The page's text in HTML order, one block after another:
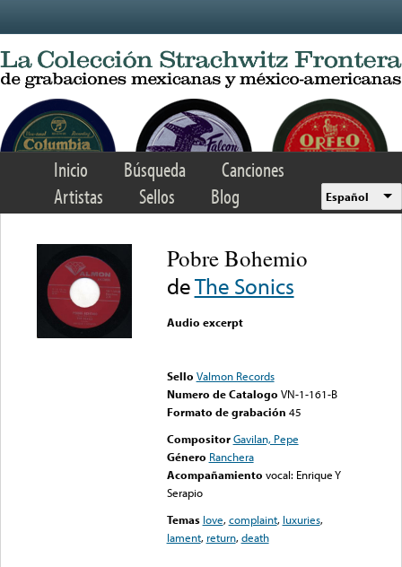
Inicio Búsqueda
Canciones
Artistas
Sellos Blog Español
Pobre Bohemio
deThe Sonics
Audio excerpt
Sello Valmon Records
Numero de Catalogo VN-1-161-B
Formato de grabación 45
Compositor Gavilan, Pepe
Género Ranchera
Acompañamiento vocal: Enrique Y
Serapio
Temas love,complaint, luxuries,
lament, return,death